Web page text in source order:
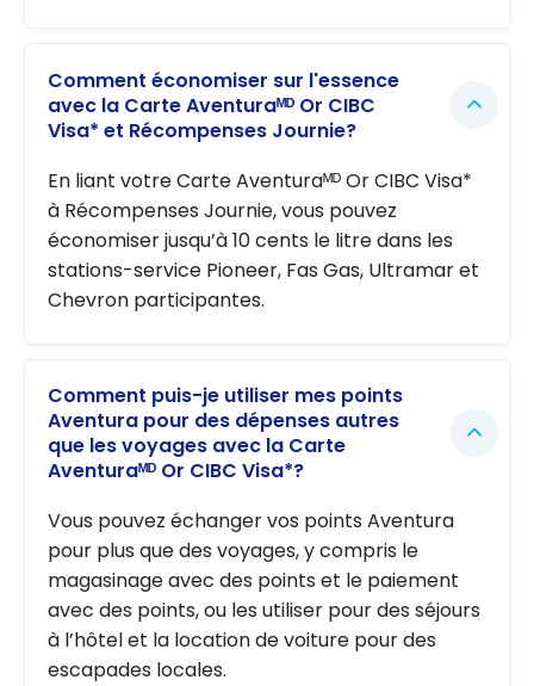
Comment économiser sur l'essence
avec la Carte Aventuraᴹᴰ Or CIBC
Visa* et Récompenses Journie?
En liant votre Carte Aventuraᴹᴰ Or CIBC Visa*
à Récompenses Journie, vous pouvez
économiser jusqu’à 10 cents le litre dans les
stations-service Pioneer, Fas Gas, Ultramar et
Chevron participantes.
Comment puis-je utiliser mes points
Aventura pour des dépenses autres
que les voyages avec la Carte
Aventuraᴹᴰ Or CIBC Visa*?
Vous pouvez échanger vos points Aventura
pour plus que des voyages, y compris le
magasinage avec des points et le paiement
avec des points, ou les utiliser pour des séjours
à l’hôtel et la location de voiture pour des
escapades locales.